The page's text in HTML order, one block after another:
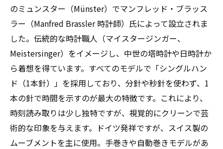
のミュンスター（Münster）でマンフレッド・ブラッス
ラー（Manfred Brassler 時計師）氏によって設立されま
した。伝統的な時計職人（マイスタージンガー、
Meistersinger）をイメージし、中世の塔時計や日時計か
ら着想を得ています。すべてのモデルで「シングルハン
ド（1本針）」を採用しており、分針や秒針を使わず、1
本の針で時間を示すのが最大の特徴です。これにより、
時刻読み取りは少し独特ですが、視覚的にクリーンで芸
術的な印象を与えます。ドイツ発祥ですが、スイス製の
ムーブメントを主に使用。手巻きや自動巻きモデルがあ